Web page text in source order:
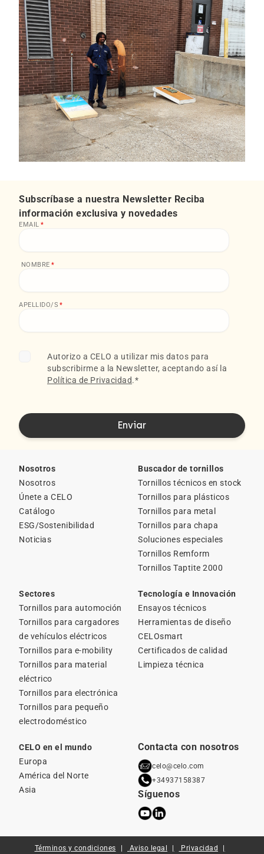
Subscríbase a nuestra Newsletter Reciba
información exclusiva y novedades
EMAIL *
NOMBRE *
APELLIDO/S *
Autorizo a CELO a utilizar mis datos para
subscribirme a la Newsletter, aceptando así la
Política de Privacidad.*
Nosotros
Nosotros
Únete a CELO
Catálogo
ESG/Sostenibilidad
Noticias
Buscador de tornillos
Tornillos técnicos en stock
Tornillos para plásticos
Tornillos para metal
Tornillos para chapa
Soluciones especiales
Tornillos Remform
Tornillos Taptite 2000
Sectores
Tornillos para automoción
Tornillos para cargadores
de vehículos eléctricos
Tornillos para e-mobility
Tornillos para material
eléctrico
Tornillos para electrónica
Tornillos para pequeño
electrodoméstico
Tecnología e Innovación
Ensayos técnicos
Herramientas de diseño
CELOsmart
Certificados de calidad
Limpieza técnica
CELO en el mundo
Europa
América del Norte
Asia
Contacta con nosotros
celo@celo.com
+34937158387
Síguenos
Términos y condiciones Aviso legal Privacidad